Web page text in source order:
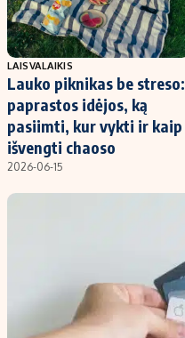
Indėlių palūkanos
LAISVALAIKIS
Lauko piknikas be streso:
paprastos idėjos, ką
pasiimti, kur vykti ir kaip
išvengti chaoso
2026-06-15